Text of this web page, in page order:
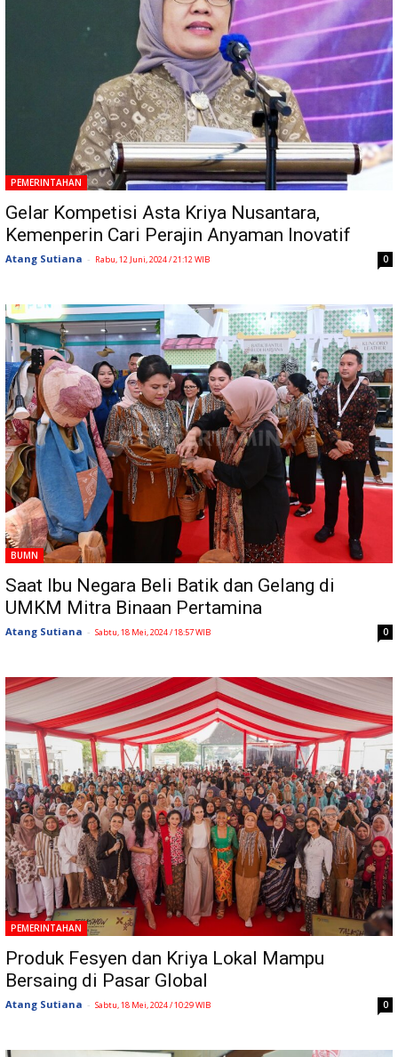
PEMERINTAHAN
Gelar Kompetisi Asta Kriya Nusantara,
Kemenperin Cari Perajin Anyaman Inovatif
Atang Sutiana - Rabu, 12 Juni, 2024 / 21:12 WIB 0
BUMN
Saat Ibu Negara Beli Batik dan Gelang di
UMKM Mitra Binaan Pertamina
Atang Sutiana - Sabtu, 18 Mei, 2024 / 18:57 WIB 0
PEMERINTAHAN
Produk Fesyen dan Kriya Lokal Mampu
Bersaing di Pasar Global
Atang Sutiana - Sabtu, 18 Mei, 2024 / 10:29 WIB 0